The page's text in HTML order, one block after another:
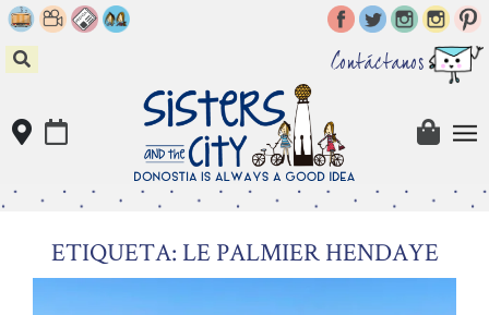
Skip
to
content
Contáctanos
ETIQUETA: LE PALMIER HENDAYE